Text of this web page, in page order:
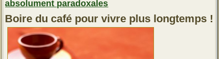
absolument paradoxales
Boire du café pour vivre plus longtemps !